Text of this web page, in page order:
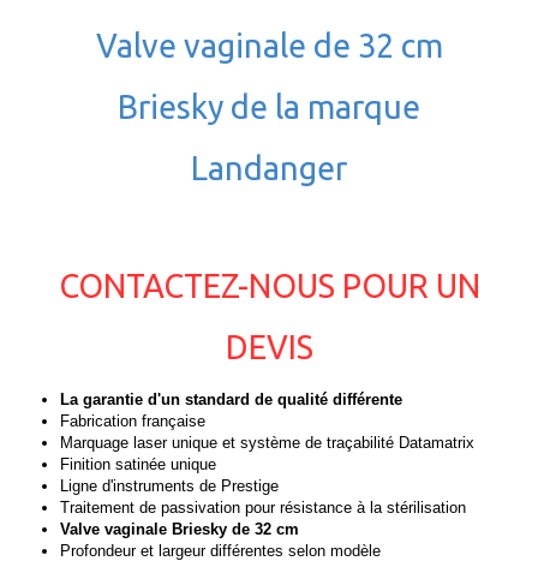
Valve vaginale de 32 cm
Briesky de la marque
Landanger
CONTACTEZ-NOUS POUR UN
DEVIS
La garantie d'un standard de qualité différente
Fabrication française
Marquage laser unique et système de traçabilité Datamatrix
Finition satinée unique
Ligne d'instruments de Prestige
Traitement de passivation pour résistance à la stérilisation
Valve vaginale Briesky de 32 cm
Profondeur et largeur différentes selon modèle